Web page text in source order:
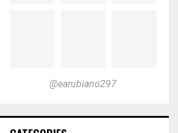
@earubiano297